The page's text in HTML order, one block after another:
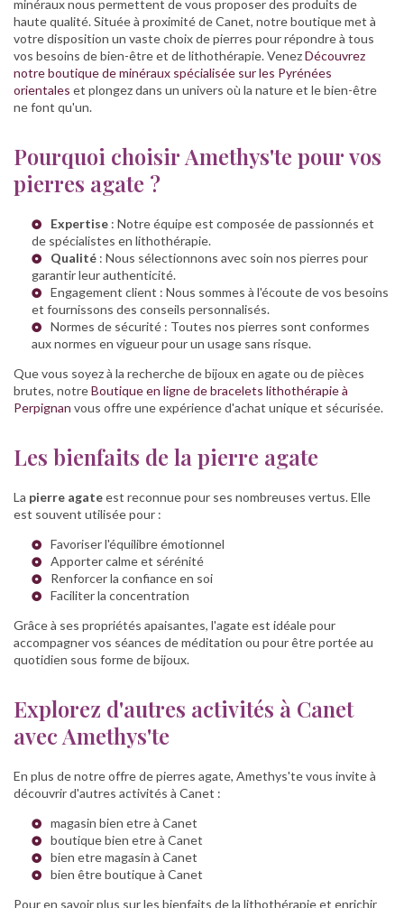
minéraux nous permettent de vous proposer des produits de
haute qualité. Située à proximité de Canet, notre boutique met à
votre disposition un vaste choix de pierres pour répondre à tous
vos besoins de bien-être et de lithothérapie. VenezDécouvrez
notre boutique de minéraux spécialisée sur les Pyrénées
orientales et plongez dans un univers où la nature et le bien-être
ne font qu'un.
Pourquoi choisir Amethys'te pour vos
pierres agate ?
Expertise : Notre équipe est composée de passionnés et
de spécialistes en lithothérapie.
Qualité : Nous sélectionnons avec soin nos pierres pour
garantir leur authenticité.
Engagement client : Nous sommes à l'écoute de vos besoins
et fournissons des conseils personnalisés.
Normes de sécurité : Toutes nos pierres sont conformes
aux normes en vigueur pour un usage sans risque.
Que vous soyez à la recherche de bijoux en agate ou de pièces
brutes, notreBoutique en ligne de bracelets lithothérapie à
Perpignan vous offre une expérience d'achat unique et sécurisée.
Les bienfaits de la pierre agate
La pierre agateest reconnue pour ses nombreuses vertus. Elle
est souvent utilisée pour :
Favoriser l'équilibre émotionnel
Apporter calme et sérénité
Renforcer la confiance en soi
Faciliter la concentration
Grâce à ses propriétés apaisantes, l'agate est idéale pour
accompagner vos séances de méditation ou pour être portée au
quotidien sous forme de bijoux.
Explorez d'autres activités à Canet
avec Amethys'te
En plus de notre offre de pierres agate, Amethys'te vous invite à
découvrir d'autres activités à Canet :
magasin bien etre à Canet
boutique bien etre à Canet
bien etre magasin à Canet
bien être boutique à Canet
Pour en savoir plus sur les bienfaits de la lithothérapie et enrichir